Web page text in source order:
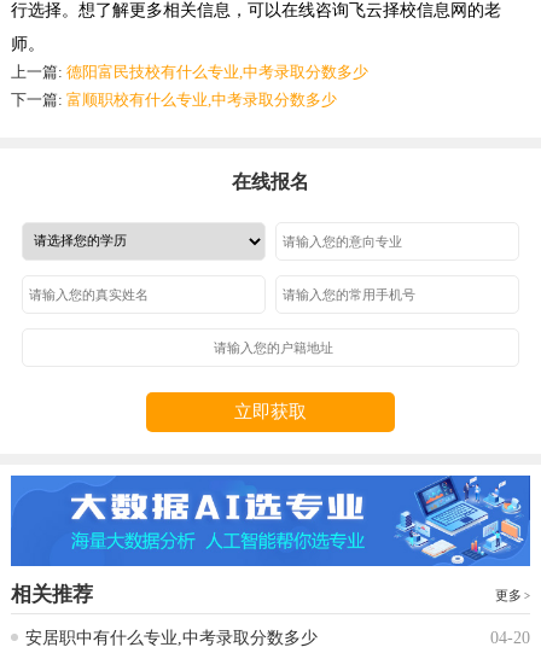
行选择。 想了解更多相关信息，可以在线咨询飞云择校信息网的老
师。
上一篇: 德阳富民技校有什么专业,中考录取分数多少
下一篇: 富顺职校有什么专业,中考录取分数多少
在线报名
立即获取
相关推荐 更多
安居职中有什么专业,中考录取分数多少 04-20